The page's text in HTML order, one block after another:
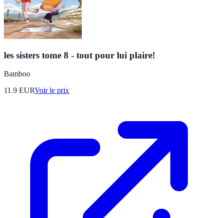
les sisters tome 8 - tout pour lui plaire!
Bamboo
11.9 EURVoir le prix